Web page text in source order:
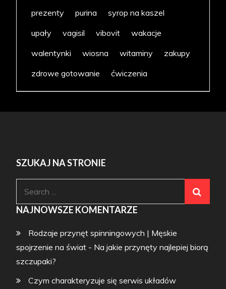
prezenty
purina
syrop na kaszel
upały
vagisil vibovit
wakacje
walentynki
wiosna witaminy
zakupy
zdrowe gotowanie
ćwiczenia
SZUKAJ NA STRONIE
NAJNOWSZE KOMENTARZE
Rodzaje przynęt spinningowych | Męskie
spojrzenie na świat - Na jakie przynęty najlepiej biorą
szczupaki?
Czym charakteryzuje się serwis układów